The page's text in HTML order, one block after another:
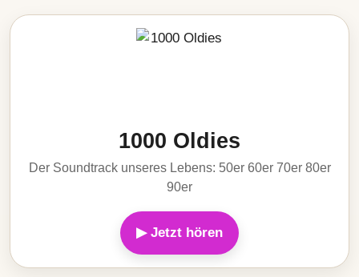
1000 Oldies
Der Soundtrack unseres Lebens: 50er 60er 70er 80er
90er
▶ Jetzt hören